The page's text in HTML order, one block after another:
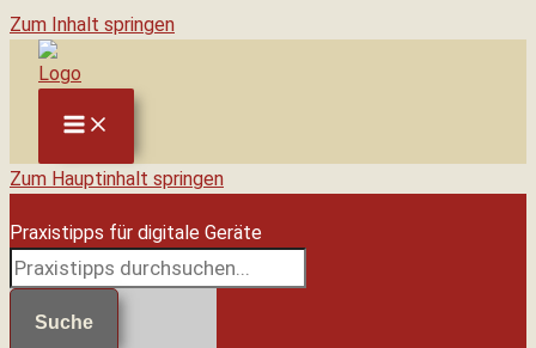
Zum Inhalt springen
Zum Hauptinhalt springen
Praxistipps für digitale Geräte
Suche